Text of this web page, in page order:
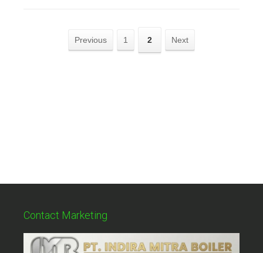
Previous 1 2 Next
Contact Marketing